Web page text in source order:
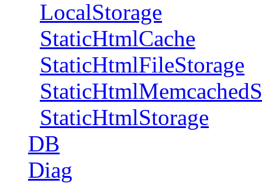
LocalStorage
StaticHtmlCache
StaticHtmlFileStorage
StaticHtmlStorage
DB
Diag